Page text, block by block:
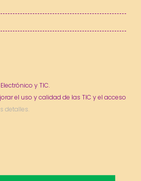
y TIC.
el uso y calidad de las TIC y el acceso
detalles.